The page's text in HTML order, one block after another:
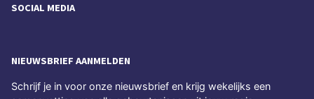
SOCIAL MEDIA
NIEUWSBRIEF AANMELDEN
Schrijf je in voor onze nieuwsbrief en krijg wekelijks een